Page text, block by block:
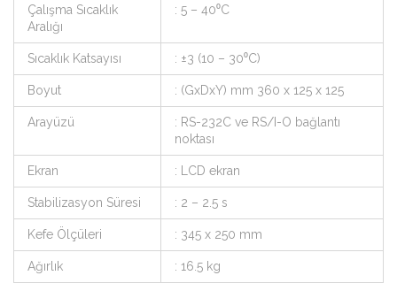
Çalışma Sıcaklık
Aralığı
: 5 – 40⁰C
Sıcaklık Katsayısı : ±3 (10 – 30⁰C)
Boyut : (GxDxY) mm 360 x 125 x 125
Arayüzü
: RS-232C ve RS/I-O bağlantı
noktası
Ekran : LCD ekran
Stabilizasyon Süresi : 2 – 2.5 s
Kefe Ölçüleri : 345 x 250 mm
Ağırlık : 16.5 kg